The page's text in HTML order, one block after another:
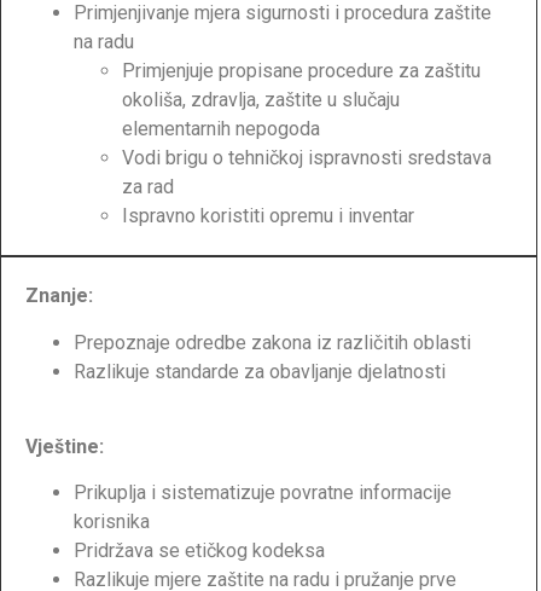
Primjenjivanje mjera sigurnosti i procedura zaštite
na radu
Primjenjuje propisane procedure za zaštitu
okoliša, zdravlja, zaštite u slučaju
elementarnih nepogoda
Vodi brigu o tehničkoj ispravnosti sredstava
za rad
Ispravno koristiti opremu i inventar
Znanje:
Prepoznaje odredbe zakona iz različitih oblasti
Razlikuje standarde za obavljanje djelatnosti
Vještine:
Prikuplja i sistematizuje povratne informacije
korisnika
Pridržava se etičkog kodeksa
Razlikuje mjere zaštite na radu i pružanje prve